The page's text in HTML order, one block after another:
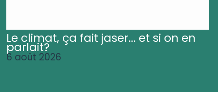
Le climat, ça fait jaser... et si on en
parlait?
6 août 2026